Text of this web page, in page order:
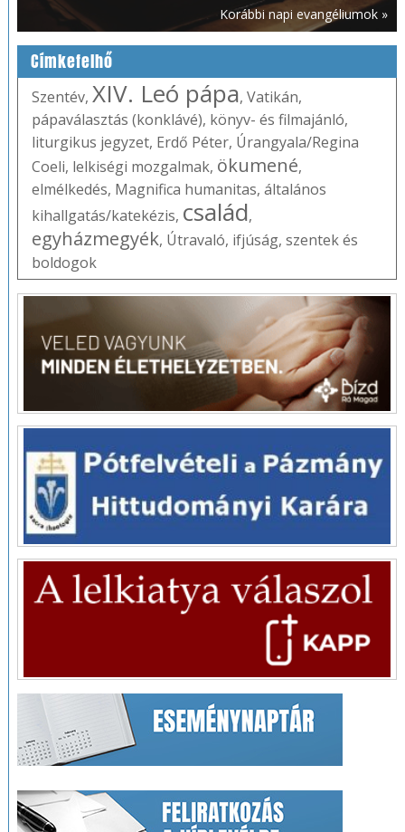
Korábbi napi evangéliumok »
Címkefelhő
Szentév, XIV. Leó pápa, Vatikán,
pápaválasztás (konklávé), könyv- és filmajánló,
liturgikus jegyzet, Erdő Péter, Úrangyala/Regina
Coeli, lelkiségi mozgalmak, ökumené,
elmélkedés, Magnifica humanitas, általános
kihallgatás/katekézis, család,
egyházmegyék, Útravaló, ifjúság, szentek és
boldogok